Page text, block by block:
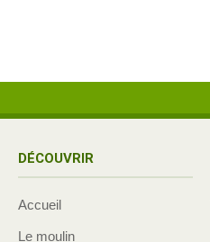
DÉCOUVRIR
Accueil
Le moulin